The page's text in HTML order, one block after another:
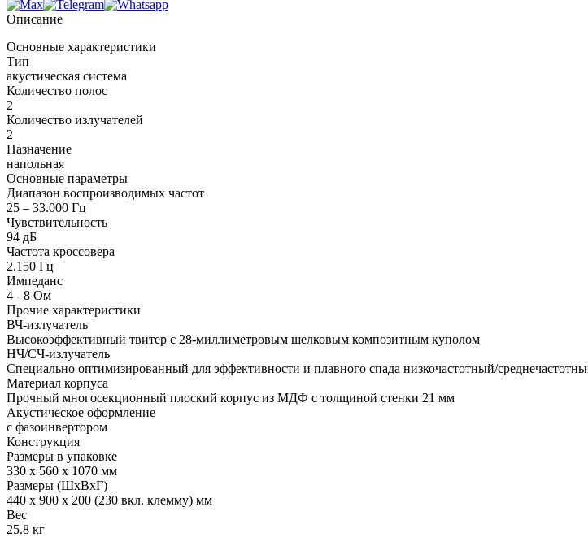
Описание
Основные характеристики
Тип
акустическая система
Количество полос
2
Количество излучателей
2
Назначение
напольная
Основные параметры
Диапазон воспроизводимых частот
25 – 33.000 Гц
Чувствительность
94 дБ
Частота кроссовера
2.150 Гц
Импеданс
4 - 8 Ом
Прочие характеристики
ВЧ-излучатель
Высокоэффективный твитер с 28-миллиметровым шелковым композитным куполом
НЧ/СЧ-излучатель
Специально оптимизированный для эффективности и плавного спада низкочастотный/
Материал корпуса
Прочный многосекционный плоский корпус из МДФ с толщиной стенки 21 мм
Акустическое оформление
с фазоинвертором
Конструкция
Размеры в упаковке
330 х 560 х 1070 мм
Размеры (ШхВхГ)
440 x 900 x 200 (230 вкл. клемму) мм
Вес
25.8 кг